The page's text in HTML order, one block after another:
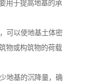
用于提高地基的承
可以使地基土体密
物或构筑物的荷载
地基的沉降量，确